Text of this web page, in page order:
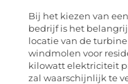
Bij het kiezen van
bedrijf is het
locatie van de
windmolen voor
kilowatt elektriciteit
zal waarschijnlijk te